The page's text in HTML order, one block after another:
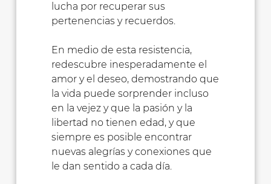
lucha por recuperar sus
pertenencias y recuerdos.
En medio de esta resistencia,
redescubre inesperadamente el
amor y el deseo, demostrando que
la vida puede sorprender incluso
en la vejez y que la pasión y la
libertad no tienen edad, y que
siempre es posible encontrar
nuevas alegrías y conexiones que
le dan sentido a cada día.